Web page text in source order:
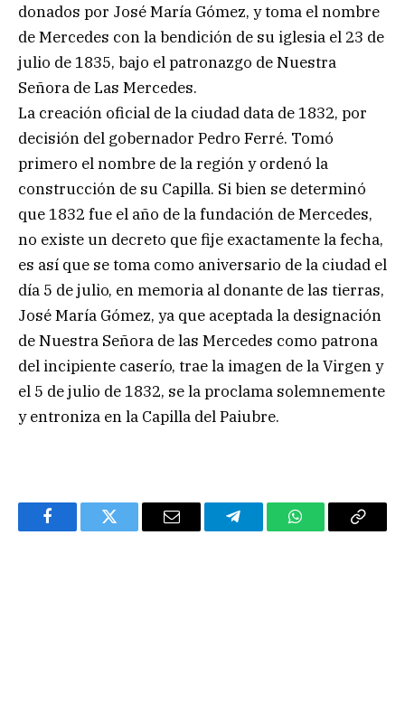
donados por José María Gómez, y toma el nombre
de Mercedes con la bendición de su iglesia el 23 de
julio de 1835, bajo el patronazgo de Nuestra
Señora de Las Mercedes.
La creación oficial de la ciudad data de 1832, por
decisión del gobernador Pedro Ferré. Tomó
primero el nombre de la región y ordenó la
construcción de su Capilla. Si bien se determinó
que 1832 fue el año de la fundación de Mercedes,
no existe un decreto que fije exactamente la fecha,
es así que se toma como aniversario de la ciudad el
día 5 de julio, en memoria al donante de las tierras,
José María Gómez, ya que aceptada la designación
de Nuestra Señora de las Mercedes como patrona
del incipiente caserío, trae la imagen de la Virgen y
el 5 de julio de 1832, se la proclama solemnemente
y entroniza en la Capilla del Paiubre.
FacebookTwitter Email TelegramWhatsAppCopy